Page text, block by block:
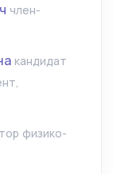
член-
кандидат
физико-